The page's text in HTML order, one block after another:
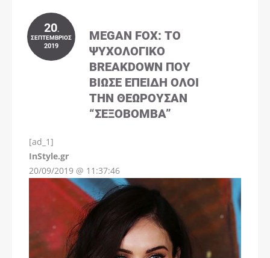
20.
ΣΕΠΤΈΜΒΡΙΟΣ
2019
MEGAN FOX: ΤΟ
ΨΥΧΟΛΟΓΙΚΌ
BREAKDOWN ΠΟΥ
ΒΊΩΣΕ ΕΠΕΙΔΉ ΌΛΟΙ
ΤΗΝ ΘΕΩΡΟΎΣΑΝ
“ΣΕΞΟΒΌΜΒΑ”
[ad_1]
InStyle.gr
20/09/2019 @ 11:37:46